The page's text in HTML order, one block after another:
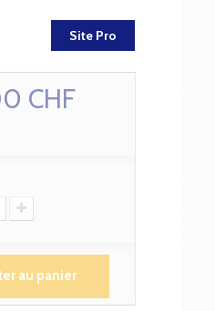
Site Pro
CHF
au panier